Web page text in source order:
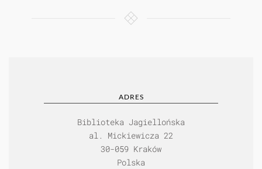
ADRES
Biblioteka Jagiellońska
al. Mickiewicza 22
30-059 Kraków
Polska